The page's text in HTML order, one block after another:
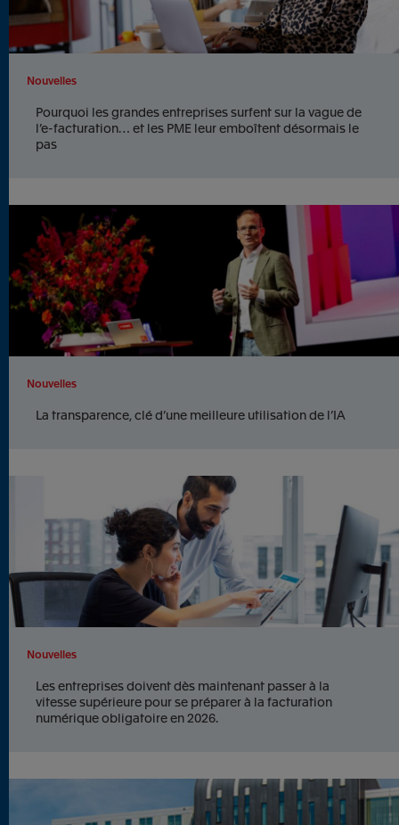
Nouvelles
Pourquoi les grandes entreprises surfent sur la vague de
l’e-facturation… et les PME leur emboîtent désormais le
pas
Nouvelles
La transparence, clé d’une meilleure utilisation de l’IA
Nouvelles
Les entreprises doivent dès maintenant passer à la
vitesse supérieure pour se préparer à la facturation
numérique obligatoire en 2026.